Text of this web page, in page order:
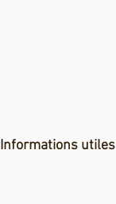
Informations utiles